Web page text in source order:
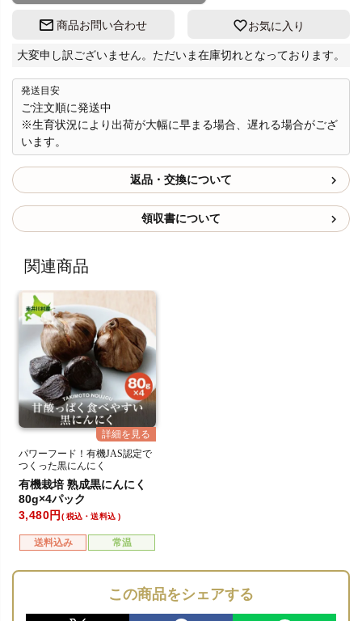
商品お問い合わせ お気に入り
大変申し訳ございません。ただいま在庫切れとなっております。
発送目安
ご注文順に発送中
※生育状況により出荷が大幅に早まる場合、遅れる場合がござ
います。
返品・交換について
領収書について
関連商品
パワーフード！有機JAS認定で
つくった黒にんにく
有機栽培 熟成黒にんにく
80g×4パック
送料込み 常温
3,480 税込・送料込
この商品をシェアする